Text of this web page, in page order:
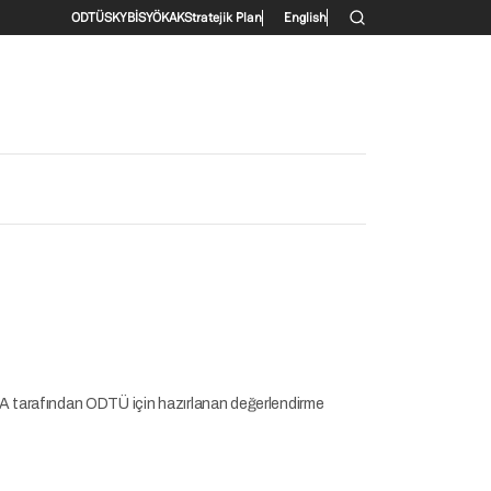
İkincil menü
ODTÜSKYBİSYÖKAKStratejik Plan English
ODTÜ için hazırlanan değerlendirme